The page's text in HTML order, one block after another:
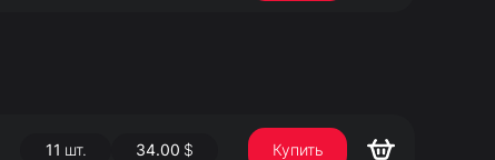
11 шт. 34.00 $ Купить